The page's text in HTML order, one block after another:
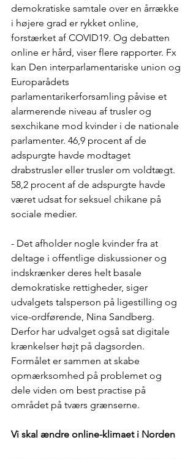
demokratiske samtale over en årrække
i højere grad er rykket online,
forstærket af COVID19. Og debatten
online er hård, viser flere rapporter. Fx
kan Den interparlamentariske union og
Europarådets
parlamentarikerforsamling påvise et
alarmerende niveau af trusler og
sexchikane mod kvinder i de nationale
parlamenter. 46,9 procent af de
adspurgte havde modtaget
drabstrusler eller trusler om voldtægt.
58,2 procent af de adspurgte havde
været udsat for seksuel chikane på
sociale medier.
- Det afholder nogle kvinder fra at
deltage i offentlige diskussioner og
indskrænker deres helt basale
demokratiske rettigheder, siger
udvalgets talsperson på ligestilling og
vice-ordførende, Nina Sandberg.
Derfor har udvalget også sat digitale
krænkelser højt på dagsorden.
Formålet er sammen at skabe
opmærksomhed på problemet og
dele viden om best practise på
området på tværs grænserne.
Vi skal ændre online-klimaet i Norden